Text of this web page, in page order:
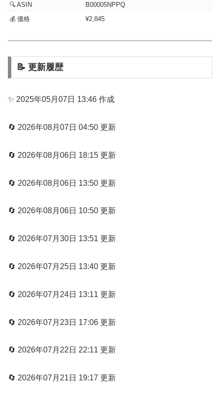
🔍 ASIN
B00005NPPQ
💰 価格
¥2,845
📝 更新履歴
✨ 2025年05月07日 13:46 作成
🔄 2026年08月07日 04:50 更新
🔄 2026年08月06日 18:15 更新
🔄 2026年08月06日 13:50 更新
🔄 2026年08月06日 10:50 更新
🔄 2026年07月30日 13:51 更新
🔄 2026年07月25日 13:40 更新
🔄 2026年07月24日 13:11 更新
🔄 2026年07月23日 17:06 更新
🔄 2026年07月22日 22:11 更新
🔄 2026年07月21日 19:17 更新